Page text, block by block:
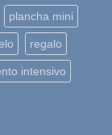
plancha mini
regalo
intensivo